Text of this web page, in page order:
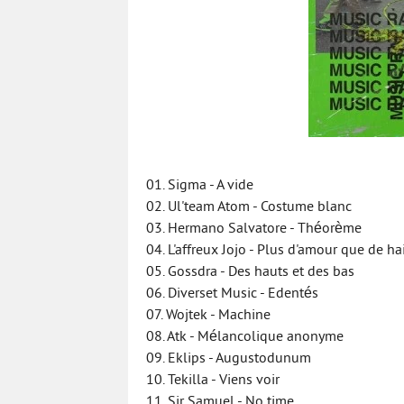
01. Sigma - A vide
02. Ul'team Atom - Costume blanc
03. Hermano Salvatore - Théorème
04. L'affreux Jojo - Plus d'amour que de
05. Gossdra - Des hauts et des bas
06. Diverset Music - Edentés
07. Wojtek - Machine
08. Atk - Mélancolique anonyme
09. Eklips - Augustodunum
10. Tekilla - Viens voir